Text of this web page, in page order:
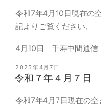
令和7年4月10日現在の
記よりご覧ください。
4月10日 千寿中間通信
投
稿
日:
2025年4月7日
令和７年４月７日
令和7年4月7日現在の